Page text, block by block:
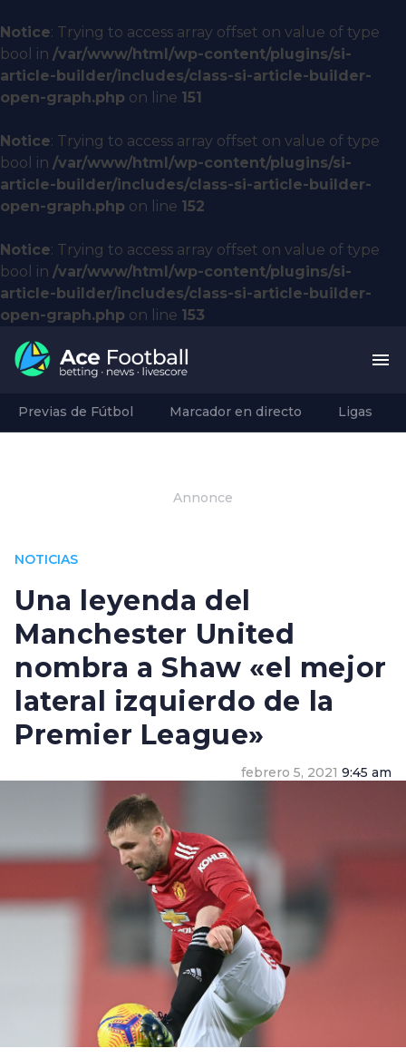
Notice: Trying to access array offset on value of type
bool in /var/www/html/wp-content/plugins/si-
article-builder/includes/class-si-article-builder-
open-graph.php on line 151
Notice: Trying to access array offset on value of type
bool in /var/www/html/wp-content/plugins/si-
article-builder/includes/class-si-article-builder-
open-graph.php on line 152
Notice: Trying to access array offset on value of type
bool in /var/www/html/wp-content/plugins/si-
article-builder/includes/class-si-article-builder-
open-graph.php on line 153
Previas de Fútbol Marcador en directo Ligas
Annonce
NOTICIAS
Una leyenda del
Manchester United
nombra a Shaw «el mejor
lateral izquierdo de la
Premier League»
febrero 5, 2021 9:45 am